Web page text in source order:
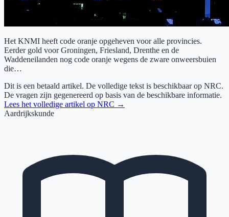
Het KNMI heeft code oranje opgeheven voor alle provincies.
Eerder gold voor Groningen, Friesland, Drenthe en de
Waddeneilanden nog code oranje wegens de zware onweersbuien
die…
Dit is een betaald artikel. De volledige tekst is beschikbaar op NRC.
De vragen zijn gegenereerd op basis van de beschikbare informatie.
Lees het volledige artikel op NRC →
Aardrijkskunde